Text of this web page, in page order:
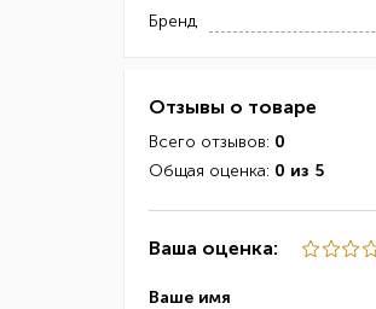
Бренд
Отзывы о товаре
Всего отзывов: 0
Общая оценка: 0 из 5
Ваша оценка:
Ваше имя